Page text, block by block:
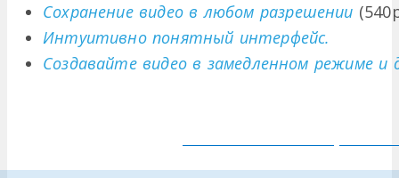
Сохранение видео в любом разрешении
Интуитивно понятный интерфейс.
Создавайте видео в замедленном режиме и